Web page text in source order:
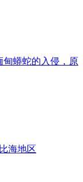
甸蟒蛇的入侵，原
海地区